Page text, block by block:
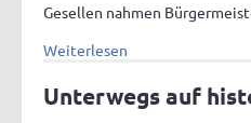
Gesellen nahmen
Weiterlesen
Unterwegs auf